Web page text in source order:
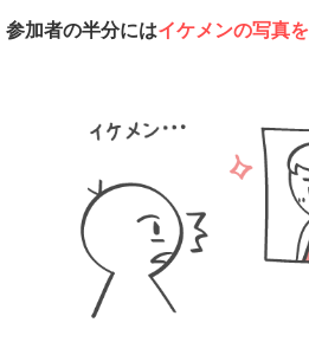
参加者の半分にはイケメンの写真を